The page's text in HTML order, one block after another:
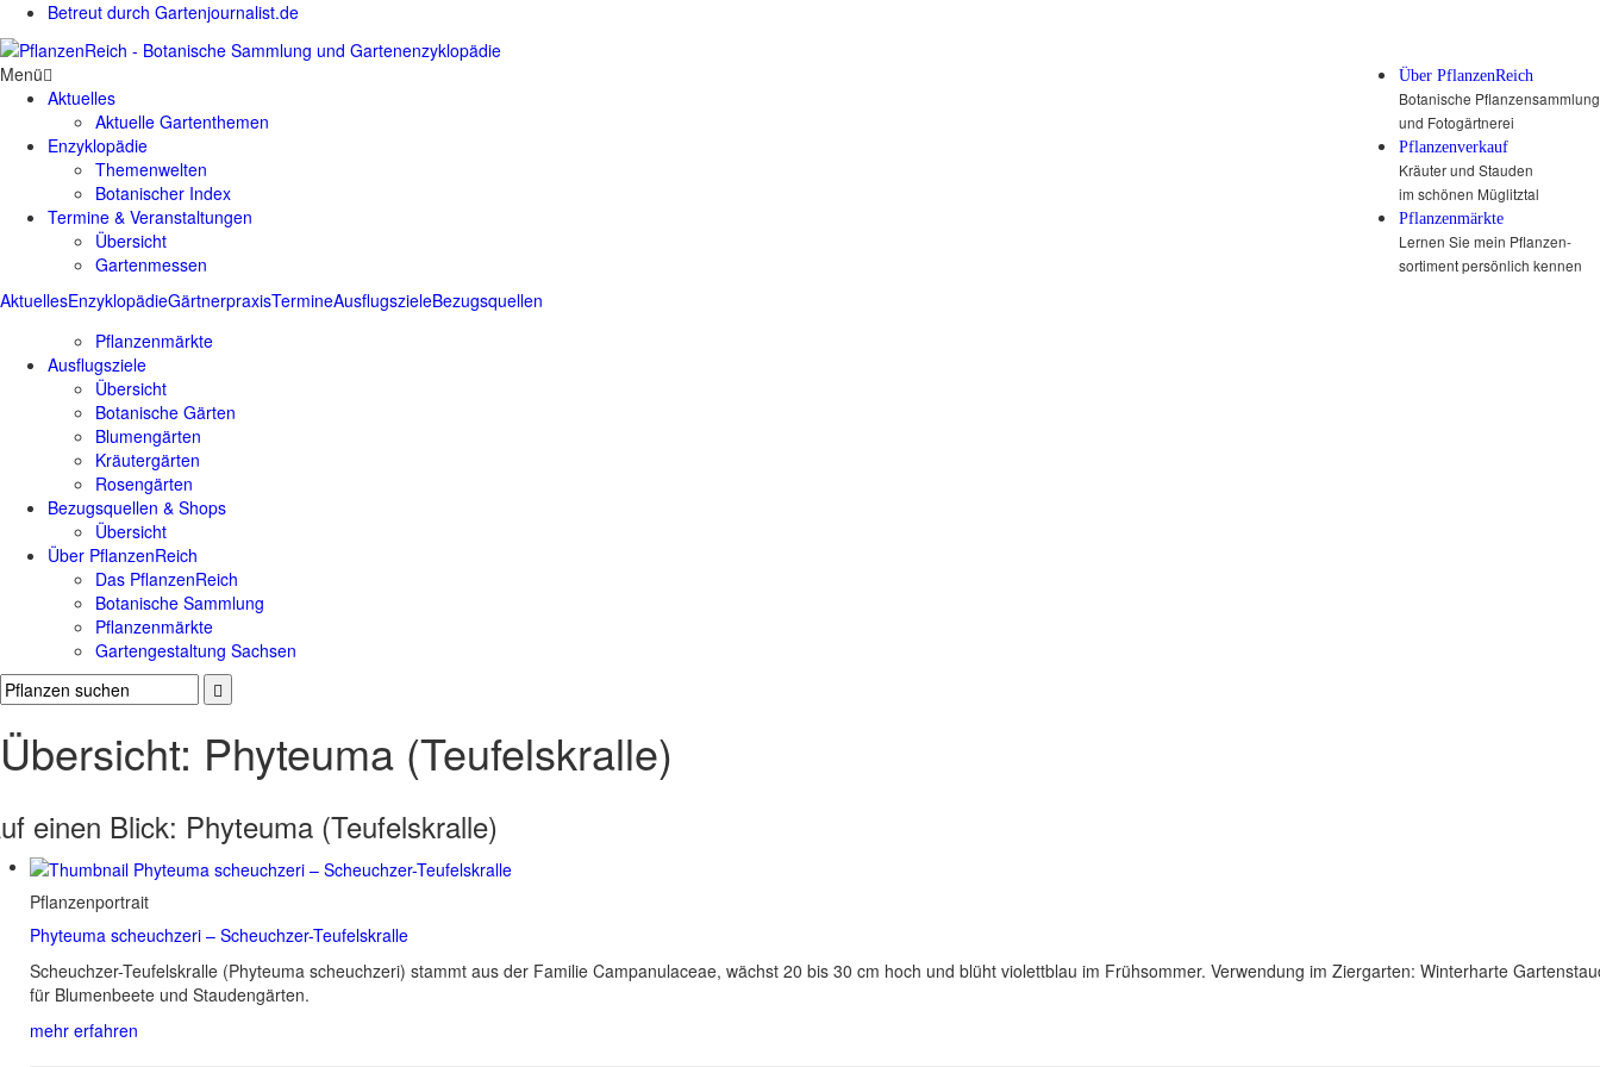
Betreut durch Gartenjournalist.de
Über PflanzenReich
Botanische Pflanzensammlung
und Fotogärtnerei
Pflanzenverkauf
Kräuter und Stauden
im schönen Müglitztal
Pflanzenmärkte
Lernen Sie mein Pflanzen-
sortiment persönlich kennen
AktuellesEnzyklopädieGärtnerpraxisTermineAusflugszieleBezugsquellen
Menü
Aktuelles
Aktuelle Gartenthemen
Enzyklopädie
Themenwelten
Botanischer Index
Termine & Veranstaltungen
Übersicht
Gartenmessen
Pflanzenmärkte
Ausflugsziele
Übersicht
Botanische Gärten
Blumengärten
Kräutergärten
Rosengärten
Bezugsquellen & Shops
Übersicht
Über PflanzenReich
Das PflanzenReich
Botanische Sammlung
Pflanzenmärkte
Gartengestaltung Sachsen
Übersicht: Phyteuma (Teufelskralle)
einen Blick: Phyteuma (Teufelskralle)
Pflanzenportrait
Phyteuma scheuchzeri – Scheuchzer-Teufelskralle
Scheuchzer-Teufelskralle (Phyteuma scheuchzeri) stammt aus der Familie Campanulaceae, wächst 20 bis 30 cm hoch und blüht violettblau im Frühsommer. Verwendung im Ziergarten: Winterharte
für Blumenbeete und Staudengärten.
mehr erfahren